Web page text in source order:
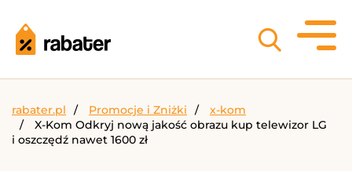
rabater.pl Promocje i Zniżki
x-kom
X-Kom Odkryj nową jakość obrazu kup telewizor LG
i oszczędź nawet 1600 zł